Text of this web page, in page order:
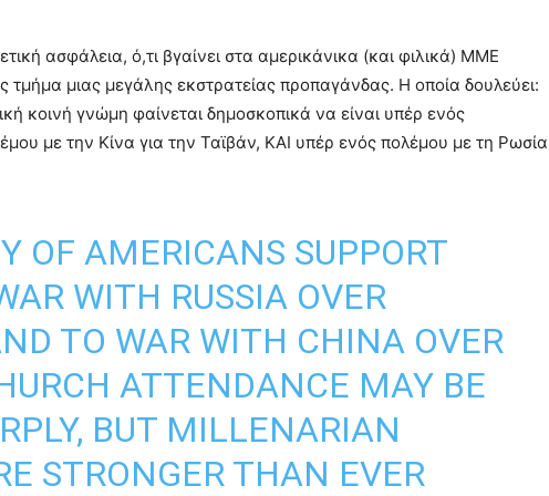
ασφάλεια, ό,τι βγαίνει στα αμερικάνικα (και φιλικά) ΜΜΕ
τμήμα μιας μεγάλης εκστρατείας προπαγάνδας. Η οποία δουλεύει:
κοινή γνώμη φαίνεται δημοσκοπικά να είναι υπέρ ενός
με την Κίνα για την Ταϊβάν, ΚΑΙ υπέρ ενός πολέμου με τη Ρωσία
OF AMERICANS SUPPORT
WITH RUSSIA OVER
TO WAR WITH CHINA OVER
ATTENDANCE MAY BE
BUT MILLENARIAN
STRONGER THAN EVER